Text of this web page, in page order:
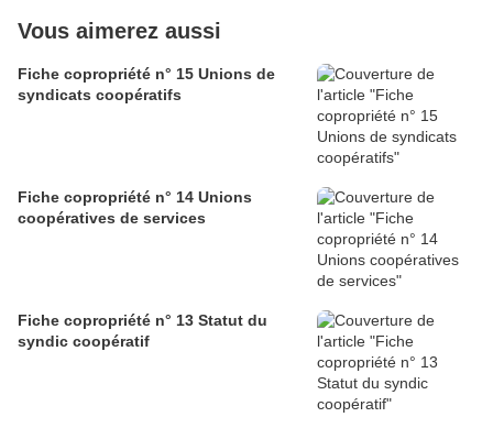
Vous aimerez aussi
Fiche copropriété n° 15 Unions de
syndicats coopératifs
Fiche copropriété n° 14 Unions
coopératives de services
Fiche copropriété n° 13 Statut du
syndic coopératif